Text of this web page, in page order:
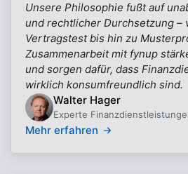
Unsere Philosophie fußt auf
und rechtlicher Durchsetzung –
Vertragstest bis hin zu
Zusammenarbeit mit fynup
und sorgen dafür, dass
wirklich konsumfreundlich sind.
Walter Hager
Experte
Mehr erfahren